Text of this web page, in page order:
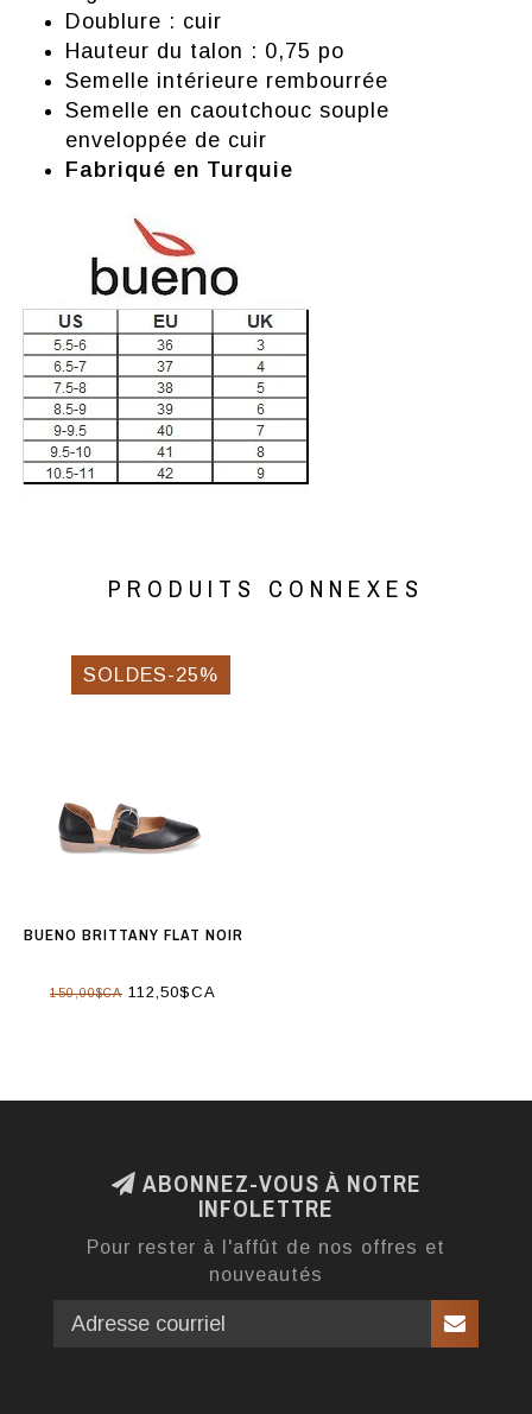
Doublure : cuir
Hauteur du talon : 0,75 po
Semelle intérieure rembourrée
Semelle en caoutchouc souple
enveloppée de cuir
Fabriqué en Turquie
PRODUITS CONNEXES
SOLDES-25%
BUENO BRITTANY FLAT NOIR
150,00$CA 112,50$CA
ABONNEZ-VOUS À NOTRE
INFOLETTRE
Pour rester à l'affût de nos offres et
nouveautés